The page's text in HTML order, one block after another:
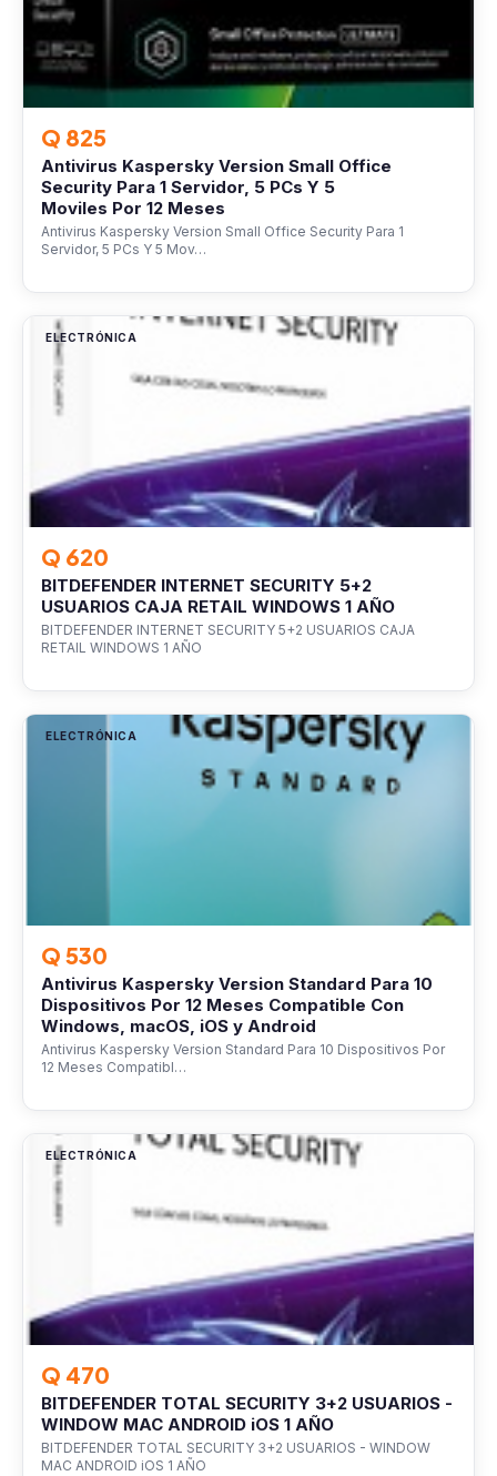
Q 825
Antivirus Kaspersky Version Small Office
Security Para 1 Servidor, 5 PCs Y 5
Moviles Por 12 Meses
Antivirus Kaspersky Version Small Office Security Para 1
Servidor, 5 PCs Y 5 Mov…
ELECTRÓNICA
Q 620
BITDEFENDER INTERNET SECURITY 5+2
USUARIOS CAJA RETAIL WINDOWS 1 AÑO
BITDEFENDER INTERNET SECURITY 5+2 USUARIOS CAJA
RETAIL WINDOWS 1 AÑO
ELECTRÓNICA
Q 530
Antivirus Kaspersky Version Standard Para 10
Dispositivos Por 12 Meses Compatible Con
Windows, macOS, iOS y Android
Antivirus Kaspersky Version Standard Para 10 Dispositivos Por
12 Meses Compatibl…
ELECTRÓNICA
Q 470
BITDEFENDER TOTAL SECURITY 3+2 USUARIOS -
WINDOW MAC ANDROID iOS 1 AÑO
BITDEFENDER TOTAL SECURITY 3+2 USUARIOS - WINDOW
MAC ANDROID iOS 1 AÑO